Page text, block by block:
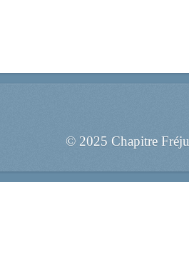
© 2025 Chapitre